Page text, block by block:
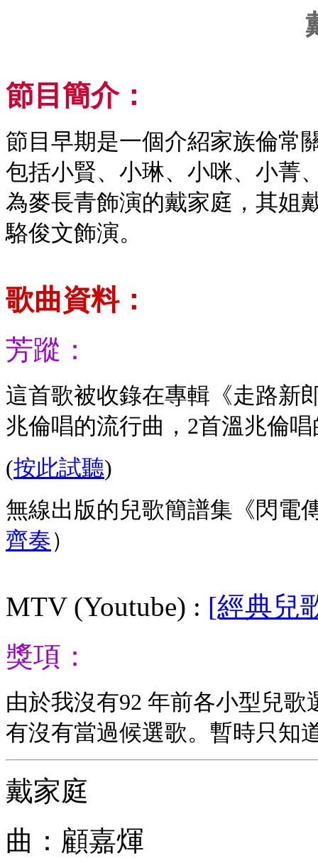
節目簡介：
節目早期是一個介紹家族倫常
包括小賢、小琳、 小咪、小菁
為麥長青飾演的戴家庭，其姐
駱俊文飾演。
歌曲資料：
芳蹤：
這首歌被收錄在專輯《走路新
兆倫唱的流行曲，2首溫兆倫
(按此試聽)
無線出版的兒歌簡譜集《閃電
齊奏）
MTV (Youtube) : [經典兒
獎項：
由於我沒有92 年前各小型兒
有沒有當過候選歌。暫時只知
戴家庭
曲：顧嘉煇